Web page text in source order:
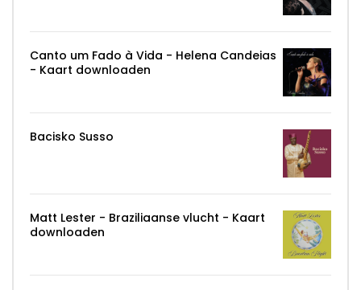
Canto um Fado à Vida - Helena Candeias
- Kaart downloaden
Bacisko Susso
Matt Lester - Braziliaanse vlucht - Kaart
downloaden